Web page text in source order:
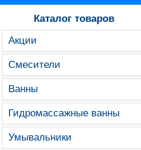
Каталог товаров
Акции
Смесители
Ванны
Гидромассажные ванны
Умывальники